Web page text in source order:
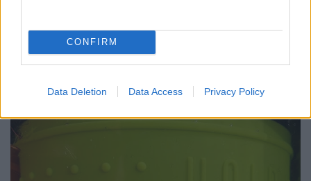
CONFIRM
Data Deletion Data Access Privacy Policy
meglehetősen röviden tart, az alacsony alkoholnak
és a friss ízeknek köszönhetően jól csúszik. Szőlős,
citrusos, citromhéjas aromákat tartogat ízben is. 5p